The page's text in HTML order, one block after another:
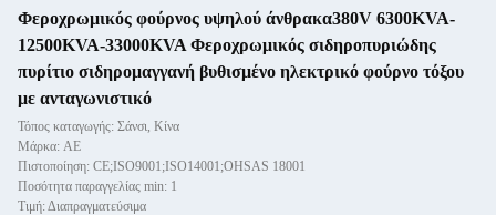
Φεροχρωμικός φούρνος υψηλού άνθρακα380V 6300KVA-
12500KVA-33000KVA Φεροχρωμικός σιδηροπυριώδης
πυρίτιο σιδηρομαγγανή βυθισμένο ηλεκτρικό φούρνο τόξου
με ανταγωνιστικό
Τόπος καταγωγής: Σάνσι, Κίνα
Μάρκα: AE
Πιστοποίηση: CE;ISO9001;ISO14001;OHSAS 18001
Ποσότητα παραγγελίας min: 1
Τιμή: Διαπραγματεύσιμα